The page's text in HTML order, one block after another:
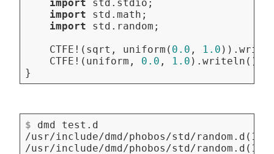
import
std.stdio ;
import
std.math ;
import
std.random ;
CTFE !( sqrt , uniform ( 0.0 , 1.0 )).
CTFE !( uniform , 0.0 , 1.0 ). writeln ();
}
$ dmd test.d